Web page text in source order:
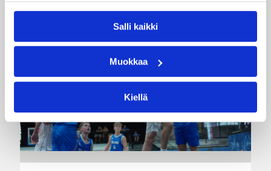
Salli kaikki
Muokkaa
Kiellä